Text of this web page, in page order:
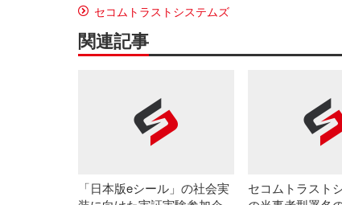
セコムトラストシステムズ
関連記事
「日本版eシール」の社会実
セコムトラスト